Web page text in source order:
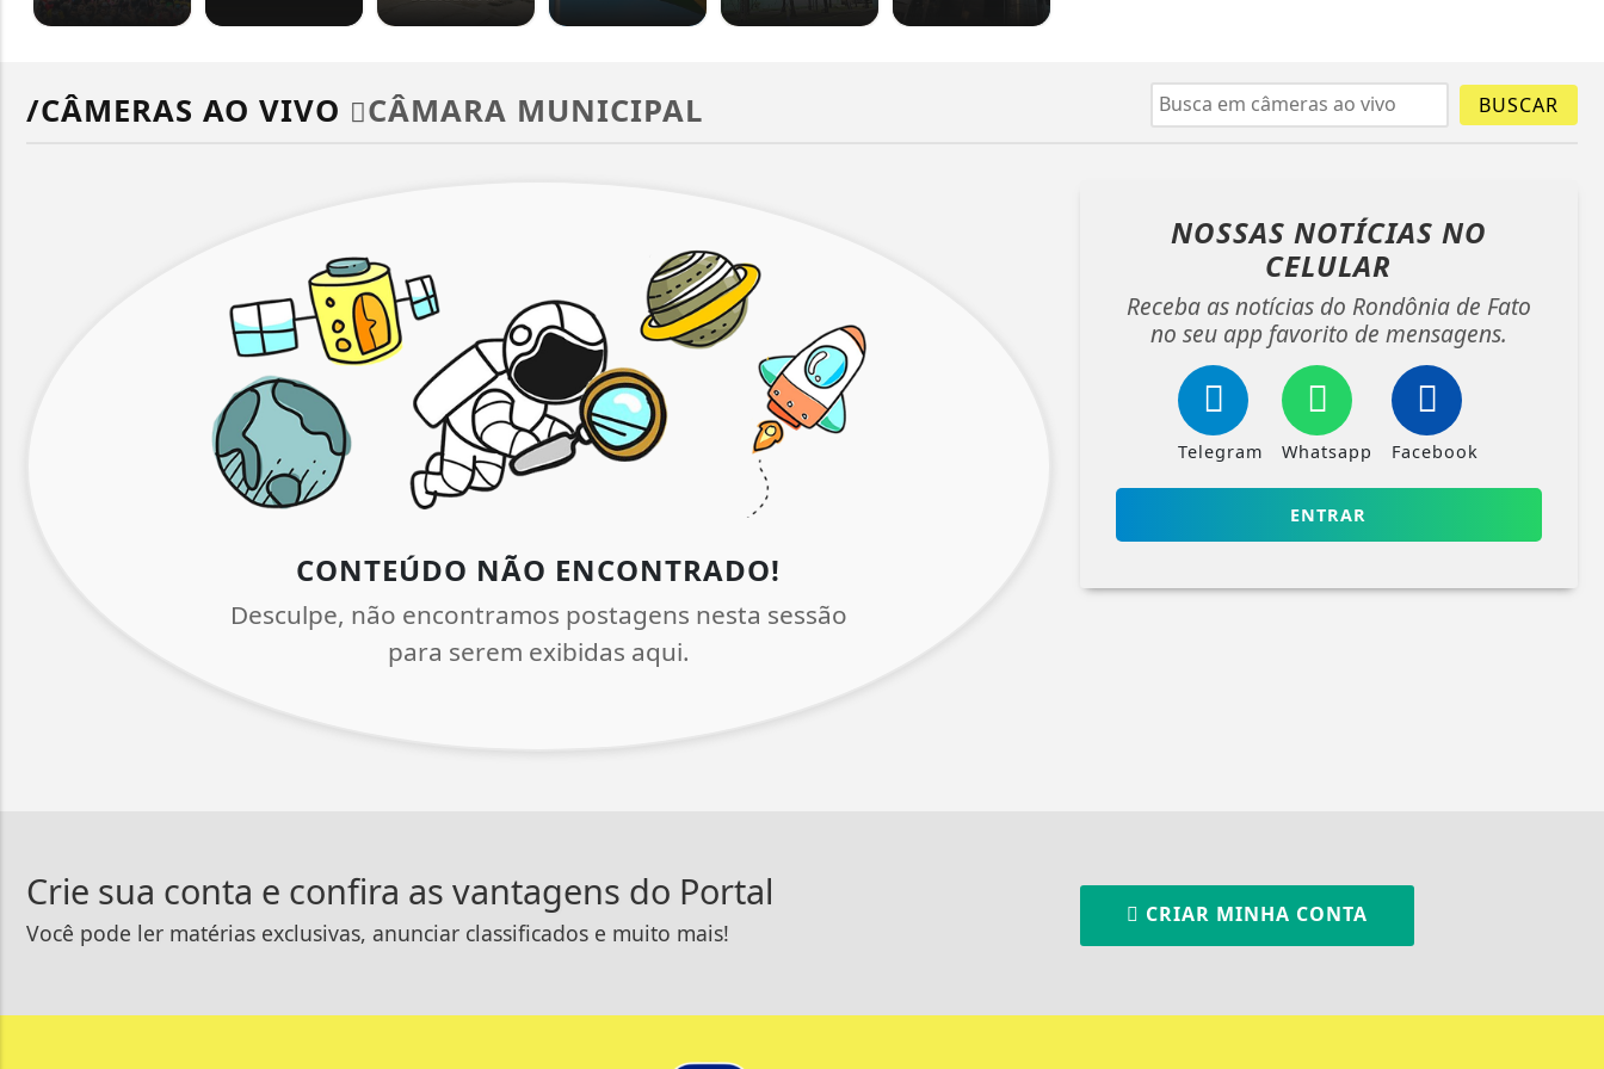
/CÂMERAS AO VIVO CÂMARA MUNICIPAL BUSCAR
CONTEÚDO NÃO ENCONTRADO!
Desculpe, não encontramos postagens nesta sessão
para serem exibidas aqui.
NOSSAS NOTÍCIAS NO
CELULAR
Receba as notícias do Rondônia de Fato
no seu app favorito de mensagens.
Telegram Whatsapp Facebook
ENTRAR
Crie sua conta e confira as vantagens do Portal
Você pode ler matérias exclusivas, anunciar classificados e muito mais!
CRIAR MINHA CONTA